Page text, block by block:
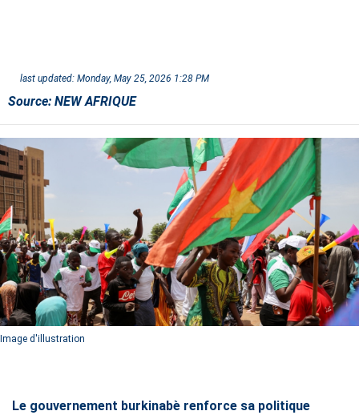
last updated: Monday, May 25, 2026 1:28 PM
Source: NEW AFRIQUE
Image d'illustration
Le gouvernement burkinabè renforce sa politique